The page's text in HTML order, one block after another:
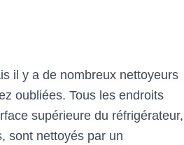
il y a de nombreux nettoyeurs
oubliées. Tous les endroits
supérieure du réfrigérateur,
sont nettoyés par un